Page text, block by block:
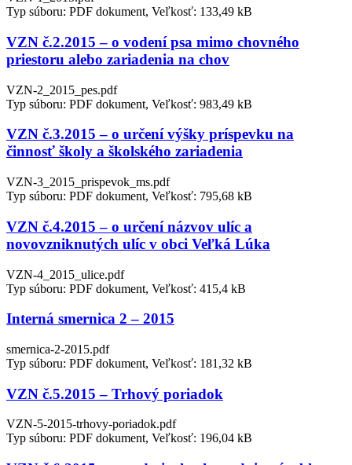
Typ súboru: PDF dokument, Veľkosť: 133,49 kB
VZN č.2.2015 – o vodení psa mimo chovného
priestoru alebo zariadenia na chov
VZN-2_2015_pes.pdf
Typ súboru: PDF dokument, Veľkosť: 983,49 kB
VZN č.3.2015 – o určení výšky príspevku na
činnosť školy a školského zariadenia
VZN-3_2015_prispevok_ms.pdf
Typ súboru: PDF dokument, Veľkosť: 795,68 kB
VZN č.4.2015 – o určení názvov ulíc a
novovzniknutých ulíc v obci Veľká Lúka
VZN-4_2015_ulice.pdf
Typ súboru: PDF dokument, Veľkosť: 415,4 kB
Interná smernica 2 – 2015
smernica-2-2015.pdf
Typ súboru: PDF dokument, Veľkosť: 181,32 kB
VZN č.5.2015 – Trhový poriadok
VZN-5-2015-trhovy-poriadok.pdf
Typ súboru: PDF dokument, Veľkosť: 196,04 kB